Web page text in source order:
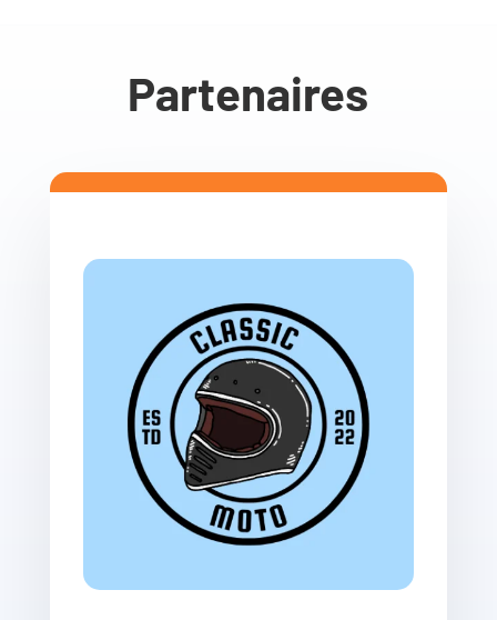
Partenaires